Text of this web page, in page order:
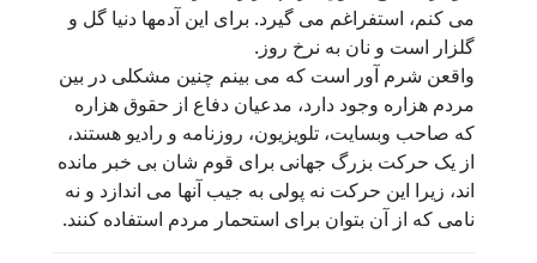
می کنم، استفراغم می گیرد. برای این آدمها دنیا گل و
گلزار است و نان به نرخ روز.
واقعن شرم آور است که می بینم چنین مشکلی در بین
مردم هزاره وجود دارد، مدعیان دفاع از حقوق هزاره
که صاحب وبسایت، تلویزیون، روزنامه و رادیو هستند،
از یک حرکت بزرگ جهانی برای قوم شان بی خبر مانده
اند، زیرا این حرکت نه پولی به جیب آنها می اندازد و نه
نامی که از آن بتوان برای استحمار مردم استفاده کنند.